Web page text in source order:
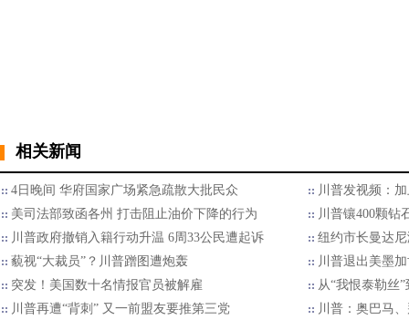
相关新闻
4日晚间 华府国家广场紧急疏散大批民众
川普发视频：
美司法部致函各州 打击阻止油价下降的行为
川普镶400颗钻
川普政府撤销入籍行动升温 6周33公民遭起诉
纽约市长曼达
藐视“大裁员”？川普蹭图遭炮轰
川普退出美墨
突发！美国数十名情报官员被解雇
从“我恨泰勒丝
川普再遭“背刺” 又一前盟友要推第三党
川普：奥巴马